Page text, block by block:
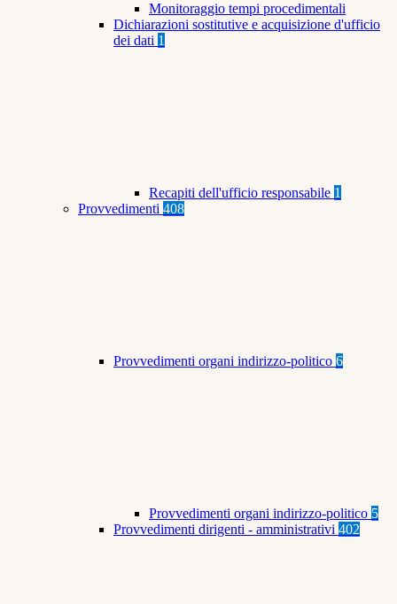
Monitoraggio tempi procedimentali
Dichiarazioni sostitutive e acquisizione d'ufficio
dei dati 1
Recapiti dell'ufficio responsabile 1
Provvedimenti 408
Provvedimenti organi indirizzo-politico 6
Provvedimenti organi indirizzo-politico 5
Provvedimenti dirigenti - amministrativi 402